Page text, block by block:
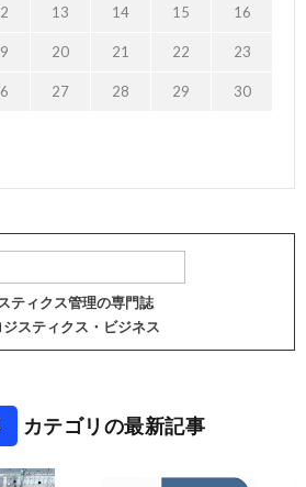
13 14 15 16
20 21 22 23
27 28 29 30
ティクス管理の専門誌
ジスティクス・ビジネス
カテゴリの最新記事